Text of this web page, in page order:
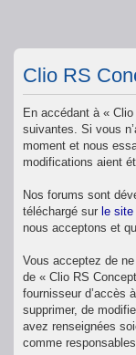
Clio RS
En accédant à «
suivantes. Si vous
moment et nous
modifications aient
Nos forums sont
téléchargé sur le
nous acceptons et
Vous acceptez de
de « Clio RS
fournisseur d’accès
supprimer, de
avez renseignées
comme